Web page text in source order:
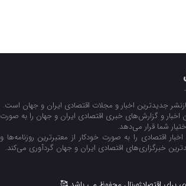
جدیدترین اخبار و مجلات اقتصادی ایران و جهان است.
اخبار و گزارش‌های خبری اقتصادی ایران و جهان را به صورت
شما قرار می‌‌دهد.
اقتصادی را به صورت خودکار از معتبرترین روزنامه‌ها و
خبرگزاری‌های اقتصادی ایران و جهان گردآوری می‌کند.